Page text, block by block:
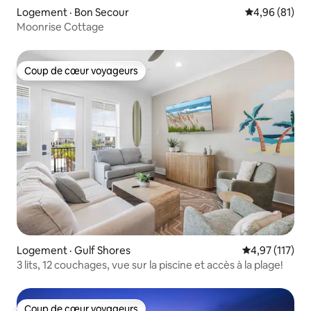
Logement · Bon Secour Note
4,96 (81)
Moonrise Cottage
Coup de cœur voyageurs
Coup de cœur voyageurs
Logement · Gulf Shores Note
4,97 (117)
3 lits, 12 couchages, vue sur la piscine et accès à la plage!